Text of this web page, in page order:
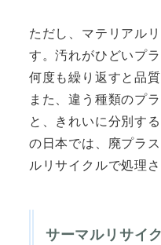
ただし、マテリアル
す。汚れがひどいプ
何度も繰り返すと品
また、違う種類のプ
と、きれいに分別す
の日本では、廃プラ
ルリサイクルで処理
サーマルリサイ